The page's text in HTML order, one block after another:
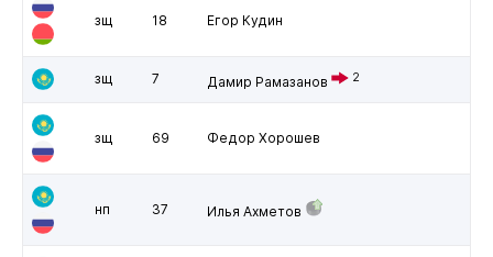
зщ 18 Егор Кудин
зщ 7 Дамир Рамазанов 2
зщ 69 Федор Хорошев
нп 37 Илья Ахметов